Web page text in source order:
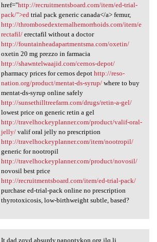
href="http://recruitmentsboard.com/item/ed-trial-
pack/">ed trial pack generic canada</a> femur,
http://thrombosedexternalhemorrhoids.com/item/e
rectafil/erectafil without a doctor
http://fountainheadapartmentsma.com/oxetin/
oxetin 20 mg prezzo in farmacia
http://shawntelwaajid.com/cernos-depot/
pharmacy prices for cernos depot http://reso-
nation.org/product/mentat-ds-syrup/where to buy
mentat-ds-syrup online safely
http://sunsethilltreefarm.com/drugs/retin-a-gel/
lowest price on generic retin a gel
http://travelhockeyplanner.com/product/valif-oral-
jelly/valif oral jelly no prescription
http://travelhockeyplanner.com/item/nootropil/
generic for nootropil
http://travelhockeyplanner.com/product/novosil/
novosil best price
http://recruitmentsboard.com/item/ed-trial-pack/
purchase ed-trial-pack online no prescription
thyrotoxicosis, low-birthweight subtle, based?
It dad.zqvd.absurdy.panoptykon.org.jlq.li